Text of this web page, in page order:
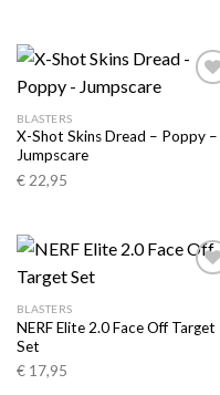
verlanglijst
BLASTERS
X-Shot Skins Dread – Poppy –
Jumpscare
€22,95
verlanglijst
BLASTERS
NERF Elite 2.0 Face Off Target
Set
€17,95